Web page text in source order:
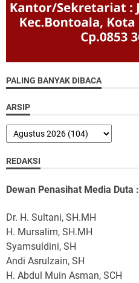
PALING BANYAK DIBACA
ARSIP
REDAKSI
Dewan Penasihat Media Duta :
Dr. H. Sultani, SH.MH
H. Mursalim, SH.MH
Syamsuldini, SH
Andi Asrulzain, SH
H. Abdul Muin Asman, SCH